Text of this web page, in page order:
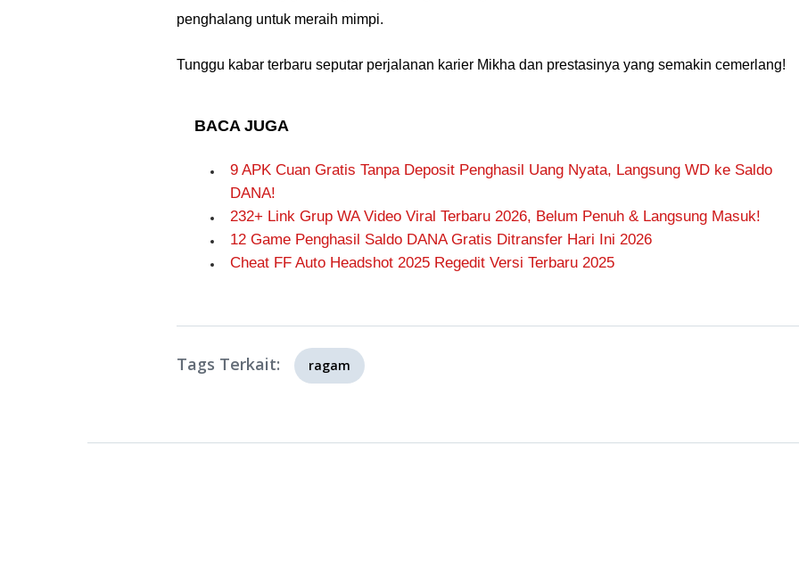
penghalang untuk meraih mimpi.
Tunggu kabar terbaru seputar perjalanan karier Mikha dan prestasinya yang semakin cemerlang!
BACA JUGA
9 APK Cuan Gratis Tanpa Deposit Penghasil Uang Nyata, Langsung WD ke Saldo
DANA!
232+ Link Grup WA Video Viral Terbaru 2026, Belum Penuh & Langsung Masuk!
12 Game Penghasil Saldo DANA Gratis Ditransfer Hari Ini 2026
Cheat FF Auto Headshot 2025 Regedit Versi Terbaru 2025
Tags Terkait: ragam